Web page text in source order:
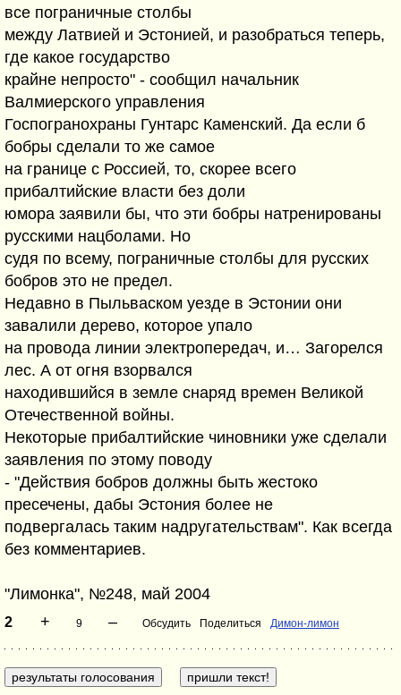
все пограничные столбы
между Латвией и Эстонией, и разобраться теперь,
где какое государство
крайне непросто" - сообщил начальник
Валмиерского управления
Госпогранохраны Гунтарс Каменский. Да если б
бобры сделали то же самое
на границе с Россией, то, скорее всего
прибалтийские власти без доли
юмора заявили бы, что эти бобры натренированы
русскими нацболами. Но
судя по всему, пограничные столбы для русских
бобров это не предел.
Недавно в Пыльваском уезде в Эстонии они
завалили дерево, которое упало
на провода линии электропередач, и… Загорелся
лес. А от огня взорвался
находившийся в земле снаряд времен Великой
Отечественной войны.
Некоторые прибалтийские чиновники уже сделали
заявления по этому поводу
- "Действия бобров должны быть жестоко
пресечены, дабы Эстония более не
подвергалась таким надругательствам". Как всегда
без комментариев.
"Лимонка", №248, май 2004
2 + 9 – Обсудить Поделиться Димон-лимон